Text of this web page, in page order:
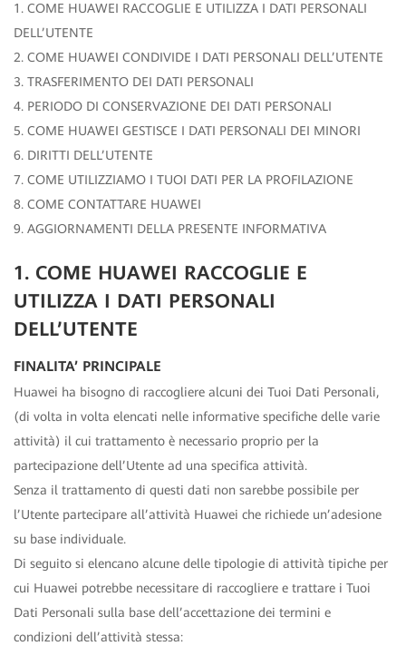
1. COME HUAWEI RACCOGLIE E UTILIZZA I DATI PERSONALI
DELL’UTENTE
2. COME HUAWEI CONDIVIDE I DATI PERSONALI DELL’UTENTE
3. TRASFERIMENTO DEI DATI PERSONALI
4. PERIODO DI CONSERVAZIONE DEI DATI PERSONALI
5. COME HUAWEI GESTISCE I DATI PERSONALI DEI MINORI
6. DIRITTI DELL’UTENTE
7. COME UTILIZZIAMO I TUOI DATI PER LA PROFILAZIONE
8. COME CONTATTARE HUAWEI
9. AGGIORNAMENTI DELLA PRESENTE INFORMATIVA
1. COME HUAWEI RACCOGLIE E
UTILIZZA I DATI PERSONALI
DELL’UTENTE
FINALITA’ PRINCIPALE
Huawei ha bisogno di raccogliere alcuni dei Tuoi Dati Personali,
(di volta in volta elencati nelle informative specifiche delle varie
attività) il cui trattamento è necessario proprio per la
partecipazione dell’Utente ad una specifica attività.
Senza il trattamento di questi dati non sarebbe possibile per
l’Utente partecipare all’attività Huawei che richiede un’adesione
su base individuale.
Di seguito si elencano alcune delle tipologie di attività tipiche per
cui Huawei potrebbe necessitare di raccogliere e trattare i Tuoi
Dati Personali sulla base dell’accettazione dei termini e
condizioni dell’attività stessa: